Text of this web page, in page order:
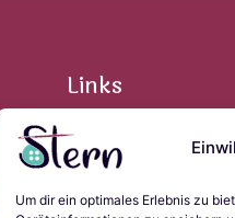
Um dir ein optimales Erlebnis zu
Links